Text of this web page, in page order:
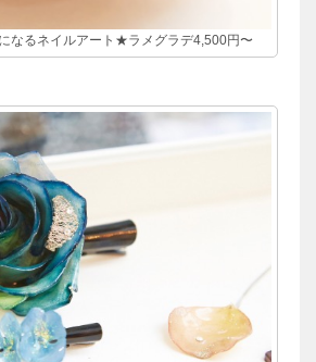
なるネイルアート★ラメグラデ4,500円〜